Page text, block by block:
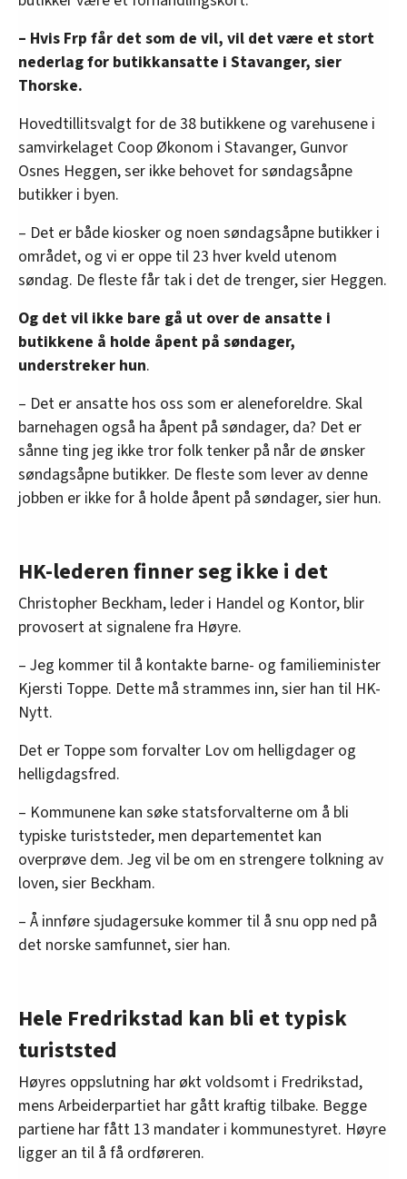
– Hvis Frp får det som de vil, vil det være et stort
nederlag for butikkansatte i Stavanger, sier
Thorske.
Hovedtillitsvalgt for de 38 butikkene og varehusene i
samvirkelaget Coop Økonom i Stavanger, Gunvor
Osnes Heggen, ser ikke behovet for søndagsåpne
butikker i byen.
– Det er både kiosker og noen søndagsåpne butikker i
området, og vi er oppe til 23 hver kveld utenom
søndag. De fleste får tak i det de trenger, sier Heggen.
Og det vil ikke bare gå ut over de ansatte i
butikkene å holde åpent på søndager,
understreker hun.
– Det er ansatte hos oss som er aleneforeldre. Skal
barnehagen også ha åpent på søndager, da? Det er
sånne ting jeg ikke tror folk tenker på når de ønsker
søndagsåpne butikker. De fleste som lever av denne
jobben er ikke for å holde åpent på søndager, sier hun.
HK-lederen finner seg ikke i det
Christopher Beckham, leder i Handel og Kontor, blir
provosert at signalene fra Høyre.
– Jeg kommer til å kontakte barne- og familieminister
Kjersti Toppe. Dette må strammes inn, sier han til HK-
Nytt.
Det er Toppe som forvalter Lov om helligdager og
helligdagsfred.
– Kommunene kan søke statsforvalterne om å bli
typiske turiststeder, men departementet kan
overprøve dem. Jeg vil be om en strengere tolkning av
loven, sier Beckham.
– Å innføre sjudagersuke kommer til å snu opp ned på
det norske samfunnet, sier han.
Hele Fredrikstad kan bli et typisk
turiststed
Høyres oppslutning har økt voldsomt i Fredrikstad,
mens Arbeiderpartiet har gått kraftig tilbake. Begge
partiene har fått 13 mandater i kommunestyret. Høyre
ligger an til å få ordføreren.